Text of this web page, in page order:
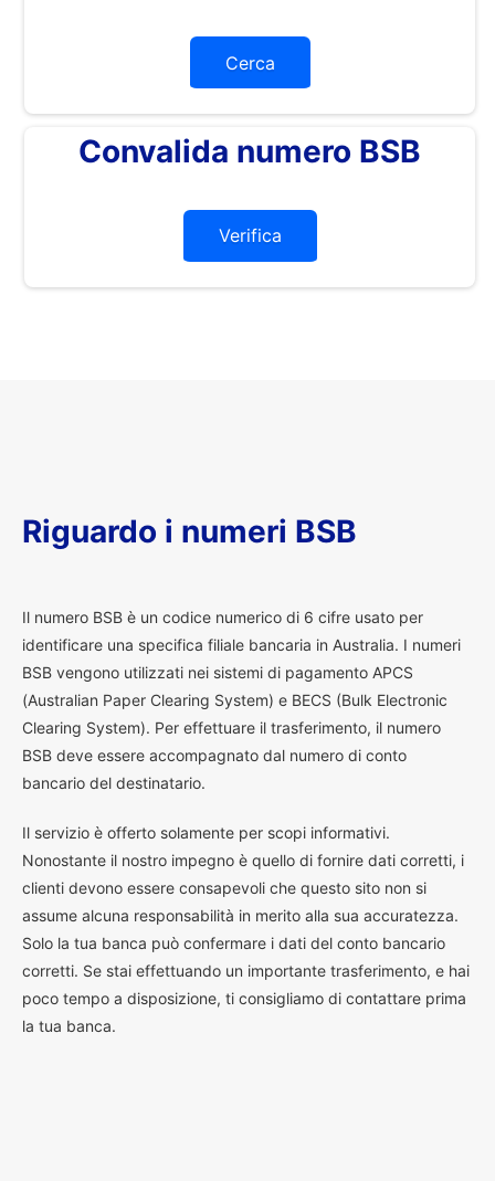
Cerca
Convalida numero BSB
Verifica
Riguardo i numeri BSB
Il numero BSB è un codice numerico di 6 cifre usato per
identificare una specifica filiale bancaria in Australia. I numeri
BSB vengono utilizzati nei sistemi di pagamento APCS
(Australian Paper Clearing System) e BECS (Bulk Electronic
Clearing System). Per effettuare il trasferimento, il numero
BSB deve essere accompagnato dal numero di conto
bancario del destinatario.
Il servizio è offerto solamente per scopi informativi.
Nonostante il nostro impegno è quello di fornire dati corretti, i
clienti devono essere consapevoli che questo sito non si
assume alcuna responsabilità in merito alla sua accuratezza.
Solo la tua banca può confermare i dati del conto bancario
corretti. Se stai effettuando un importante trasferimento, e hai
poco tempo a disposizione, ti consigliamo di contattare prima
la tua banca.